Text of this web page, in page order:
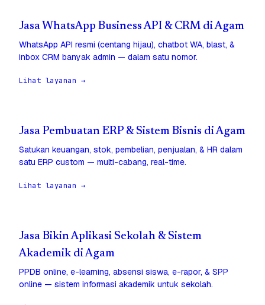
Jasa WhatsApp Business API & CRM di Agam
WhatsApp API resmi (centang hijau), chatbot WA, blast, &
inbox CRM banyak admin — dalam satu nomor.
Lihat layanan →
Jasa Pembuatan ERP & Sistem Bisnis di Agam
Satukan keuangan, stok, pembelian, penjualan, & HR dalam
satu ERP custom — multi-cabang, real-time.
Lihat layanan →
Jasa Bikin Aplikasi Sekolah & Sistem
Akademik di Agam
PPDB online, e-learning, absensi siswa, e-rapor, & SPP
online — sistem informasi akademik untuk sekolah.